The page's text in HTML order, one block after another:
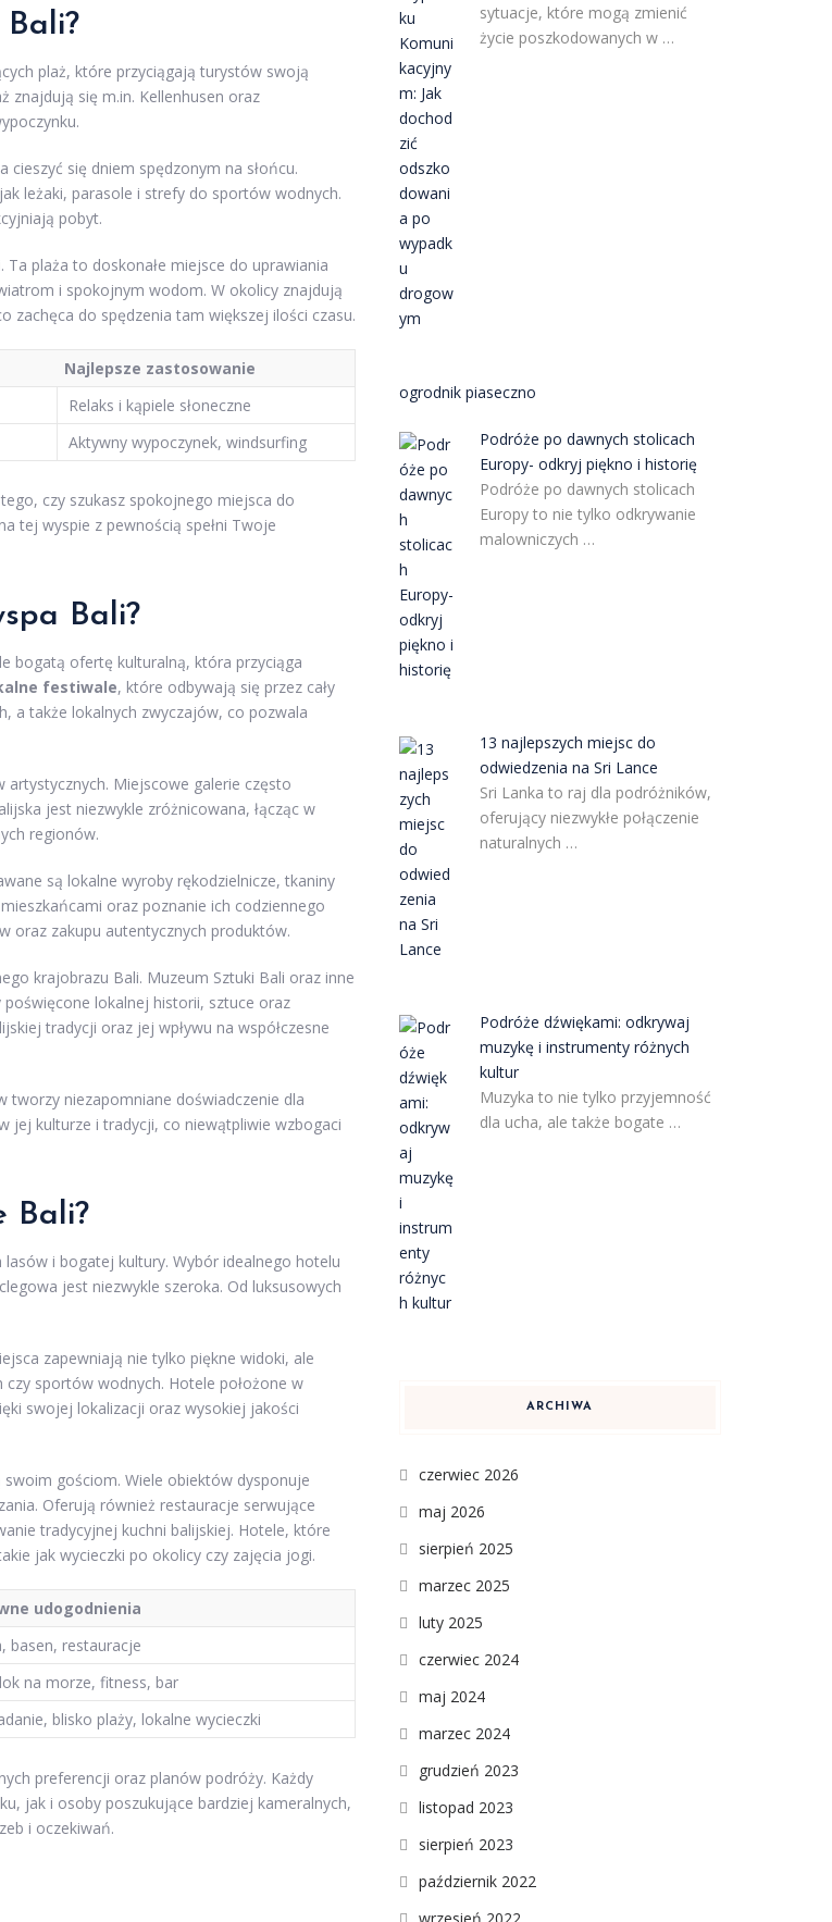
plaż, które przyciągają turystów swoją
znajdują się m.in. Kellenhusen oraz
cieszyć się dniem spędzonym na słońcu.
leżaki, parasole i strefy do sportów wodnych.
pobyt.
plaża to doskonałe miejsce do uprawiania
i spokojnym wodom. W okolicy znajdują
zachęca do spędzenia tam większej ilości czasu.
Najlepsze zastosowanie
Relaks i kąpiele słoneczne
Aktywny wypoczynek, windsurfing
czy szukasz spokojnego miejsca do
tej wyspie z pewnością spełni Twoje
Bali?
bogatą ofertę kulturalną, która przyciąga
festiwale, które odbywają się przez cały
a także lokalnych zwyczajów, co pozwala
artystycznych. Miejscowe galerie często
jest niezwykle zróżnicowana, łącząc w
regionów.
są lokalne wyroby rękodzielnicze, tkaniny
oraz poznanie ich codziennego
oraz zakupu autentycznych produktów.
krajobrazu Bali. Muzeum Sztuki Bali oraz inne
lokalnej historii, sztuce oraz
tradycji oraz jej wpływu na współczesne
tworzy niezapomniane doświadczenie dla
jej kulturze i tradycji, co niewątpliwie wzbogaci
Bali?
i bogatej kultury. Wybór idealnego hotelu
jest niezwykle szeroka. Od luksusowych
zapewniają nie tylko piękne widoki, ale
czy sportów wodnych. Hotele położone w
swojej lokalizacji oraz wysokiej jakości
gościom. Wiele obiektów dysponuje
Oferują również restauracje serwujące
tradycyjnej kuchni balijskiej. Hotele, które
jak wycieczki po okolicy czy zajęcia jogi.
udogodnienia
basen, restauracje
na morze, fitness, bar
blisko plaży, lokalne wycieczki
preferencji oraz planów podróży. Każdy
jak i osoby poszukujące bardziej kameralnych,
i oczekiwań.
sytuacje, które mogą zmienić
życie poszkodowanych w …
ogrodnik piaseczno
Podróże po dawnych stolicach
Europy- odkryj piękno i historię
Podróże po dawnych stolicach
Europy to nie tylko odkrywanie
malowniczych …
13 najlepszych miejsc do
odwiedzenia na Sri Lance
Sri Lanka to raj dla podróżników,
oferujący niezwykłe połączenie
naturalnych …
Podróże dźwiękami: odkrywaj
muzykę i instrumenty różnych
kultur
Muzyka to nie tylko przyjemność
dla ucha, ale także bogate …
ARCHIWA
czerwiec 2026
maj 2026
sierpień 2025
marzec 2025
luty 2025
czerwiec 2024
maj 2024
marzec 2024
grudzień 2023
listopad 2023
sierpień 2023
październik 2022